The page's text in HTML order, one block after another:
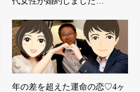
年の差を超えた運命の恋♡4ヶ